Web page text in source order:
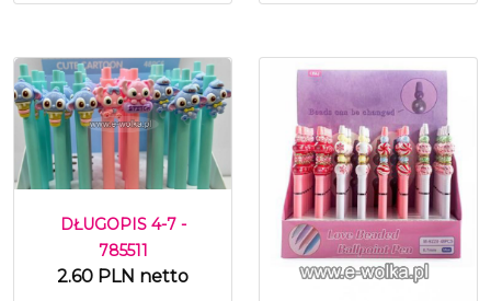
DŁUGOPIS 4-7 -
785511
2.60 PLN netto